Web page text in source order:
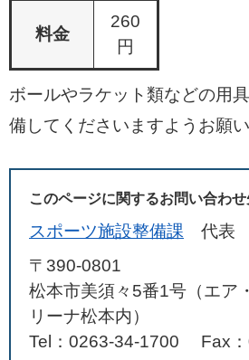
料金
260
円
ボールやラケット類などの用
備してくださいますようお願い
このページに関するお問い合わせ
スポーツ施設整備課
代表
〒390-0801
松本市美須々5番1号（エア
リーナ松本内）
Tel：0263-34-1700
Fax